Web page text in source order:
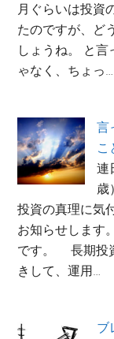
月ぐらいは投資
たのですが、ど
しょうね。 と
ゃなく、ちょっ…
言
こ
連
歳
投資の真理に気
お知らせします
です。 長期投
きして、運用…
ブ